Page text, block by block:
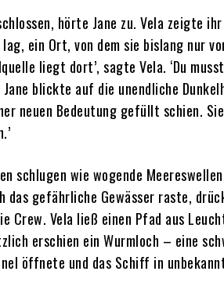
hörte Jane zu. Vela zeigte
lag, ein Ort, von dem sie bislang nur
liegt dort’, sagte Vela. ‘Du
blickte auf die unendliche
neuen Bedeutung gefüllt schien.
schlugen wie wogende
das gefährliche Gewässer raste,
Crew. Vela ließ einen Pfad aus
erschien ein Wurmloch – eine
öffnete und das Schiff in